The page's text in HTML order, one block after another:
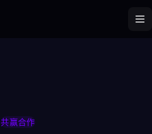
共赢合作